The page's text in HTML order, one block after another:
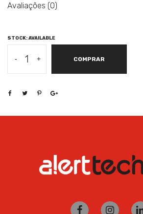
Avaliações (0)
STOCK: AVAILABLE
-
LENOVO
GEN
CELERON
+ COMPRAR